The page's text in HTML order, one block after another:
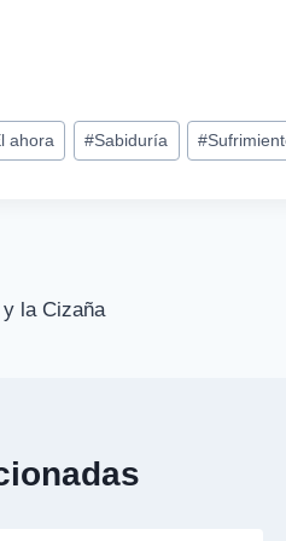
ahora #Sabiduría #
y la Cizaña